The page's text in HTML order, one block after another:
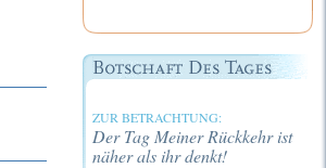
ZUR BETRACHTUNG:
Der Tag Meiner Rückkehr ist
näher als ihr denkt!